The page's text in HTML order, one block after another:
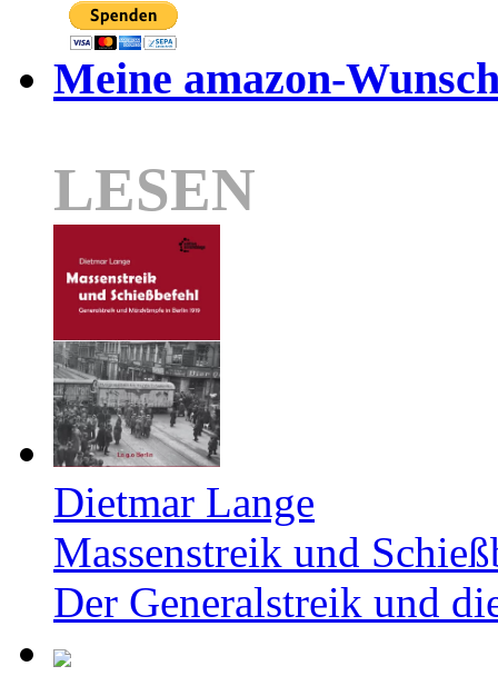
Meine amazon-
LESEN
Dietmar Lange
Massenstreik und
Der Generalstreik und